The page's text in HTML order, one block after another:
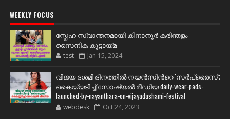
WEEKLY FOCUS
സ്നേഹ സ്വാന്തനമായി കിനാനൂർ കരിന്തളം
സൈനിക കൂട്ടായ്മ
test Jan 15, 2024
വിജയ ദശമി ദിനത്തില്‍ നയന്‍സിന്‍റെ 'സര്‍പ്രൈസ്';
കൈയ്യടിച്ച് സോഷ്യല്‍ മീഡിയ daily-wear-pads-
launched-by-nayanthara-on-vijayadashami-festival
webdesk Oct 24, 2023